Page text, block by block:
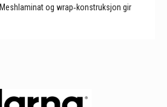
Meshlaminat og wrap‑konstruksjon gir